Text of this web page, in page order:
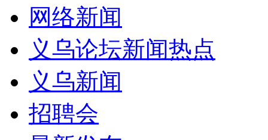
网络新闻
义乌论坛新闻热点
义乌新闻
招聘会